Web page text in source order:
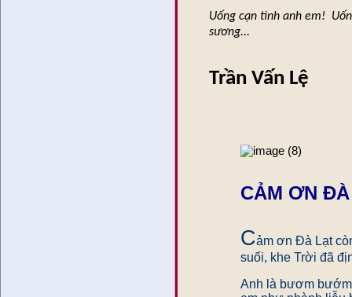
Uống cạn tình anh em!
sương...
Trần Vấn Lệ
CẢM ƠN
Cảm ơn Đà Lạt
suối, khe Trời đã
Anh là bươm